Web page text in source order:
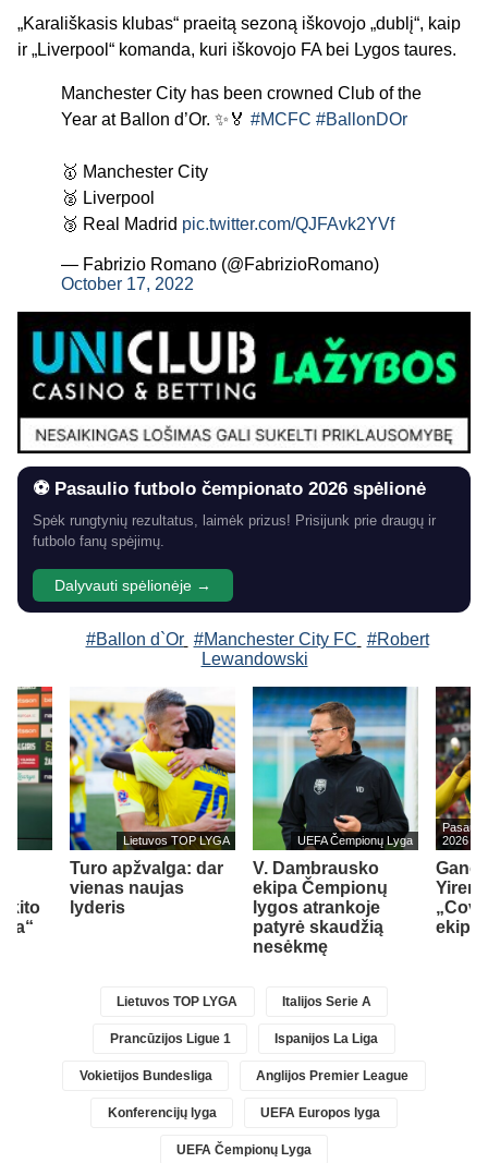
„Karališkasis klubas“ praeitą sezoną iškovojo „dublį“, kaip
ir „Liverpool“ komanda, kuri iškovojo FA bei Lygos taures.
Manchester City has been crowned Club of the
Year at Ballon d’Or. ✨🏅 #MCFC #BallonDOr
🥇 Manchester City
🥈 Liverpool
🥉 Real Madrid pic.twitter.com/QJFAvk2YVf
— Fabrizio Romano (@FabrizioRomano)
October 17, 2022
⚽ Pasaulio futbolo čempionato 2026 spėlionė
Spėk rungtynių rezultatus, laimėk prizus! Prisijunk prie draugų ir
futbolo fanų spėjimų.
Dalyvauti spėlionėje →
#Ballon d`Or #Manchester City FC #Robert
Lewandowski
kito
Lietuvos TOP LYGA
Turo apžvalga: dar
vienas naujas
lyderis
UEFA Čempionų Lyga
V. Dambrausko
ekipa Čempionų
lygos atrankoje
patyrė skaudžią
nesėkmę
2026
ekipą
Lietuvos TOP LYGA Italijos Serie A
Prancūzijos Ligue 1 Ispanijos La Liga
Vokietijos Bundesliga Anglijos Premier League
Konferencijų lyga UEFA Europos lyga
UEFA Čempionų Lyga